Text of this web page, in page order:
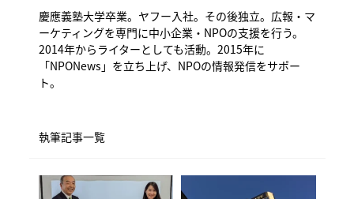
慶應義塾大学卒業。ヤフー入社。その後独立。広報・マ
ーケティングを専門に中小企業・NPOの支援を行う。
2014年からライターとしても活動。2015年に
「NPONews」を立ち上げ、NPOの情報発信をサポー
ト。
執筆記事一覧